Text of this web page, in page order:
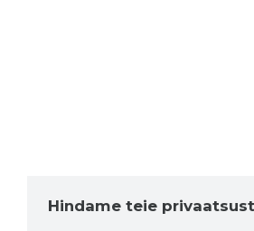
Hindame teie privaatsust